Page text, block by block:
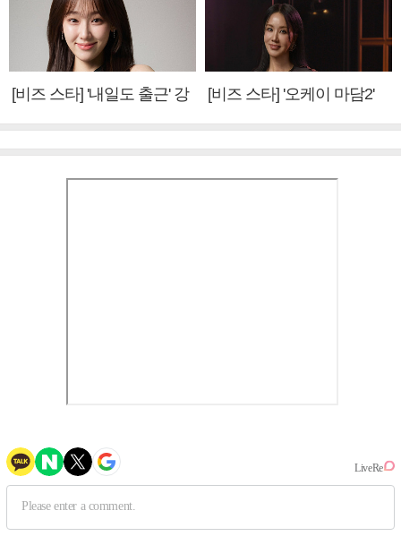
[비즈 스타] '내일도 출근' 강
[비즈 스타] '오케이 마담2'